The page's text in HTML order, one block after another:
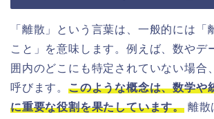
「離散」という言葉は、一般的には「
こと」を意味します。例えば、数やデ
囲内のどこにも特定されていない場合
呼びます。 このような概念は、数学や
に重要な役割を果たしています。 離散